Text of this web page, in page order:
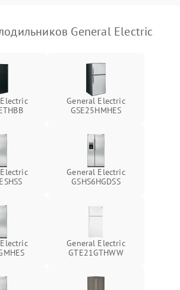
General Electric
General Electric
GSE25HMHES
General Electric
GSHS6HGDSS
General Electric
GTE21GTHWW